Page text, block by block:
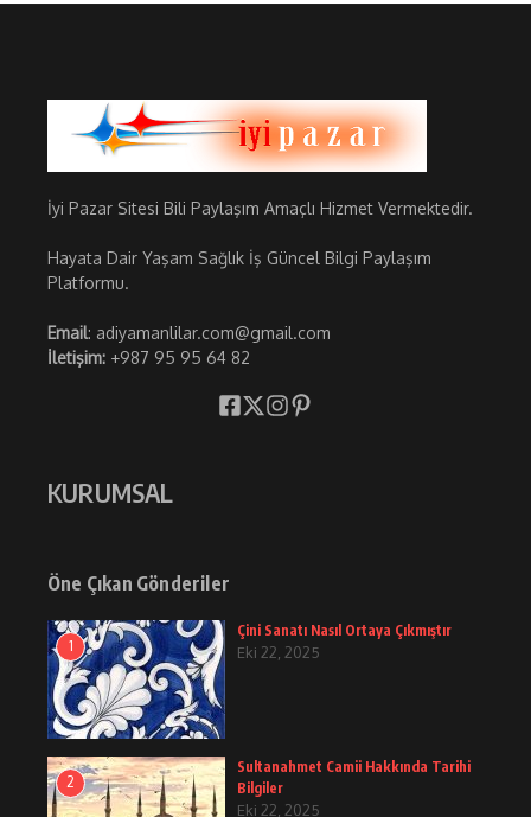
İyi Pazar Sitesi Bili Paylaşım Amaçlı Hizmet Vermektedir.
Hayata Dair Yaşam Sağlık İş Güncel Bilgi Paylaşım
Platformu.
Email: adiyamanlilar.com@gmail.com
İletişim: +987 95 95 64 82
KURUMSAL
Öne Çıkan Gönderiler
1
Çini Sanatı Nasıl Ortaya Çıkmıştır
Eki 22, 2025
2
Sultanahmet Camii Hakkında Tarihi
Bilgiler
Eki 22, 2025